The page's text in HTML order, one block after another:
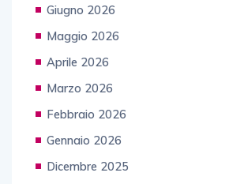
Giugno 2026
Maggio 2026
Aprile 2026
Marzo 2026
Febbraio 2026
Gennaio 2026
Dicembre 2025